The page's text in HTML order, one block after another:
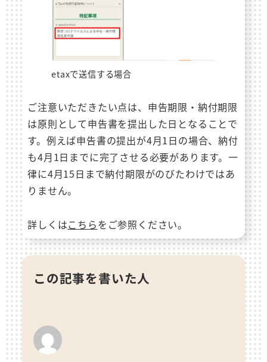
etaxで送信する場合
ご注意いただきたい点は、申告期限・納付期限
は原則として申告書を提出した日となることで
す。例えば申告書の提出が4月1日の場合、納付
も4月1日までに完了させる必要があります。一
律に4月15日まで納付期限がのびたわけではあ
りません。
詳しくはこちらをご参照ください。
この記事を書いた人